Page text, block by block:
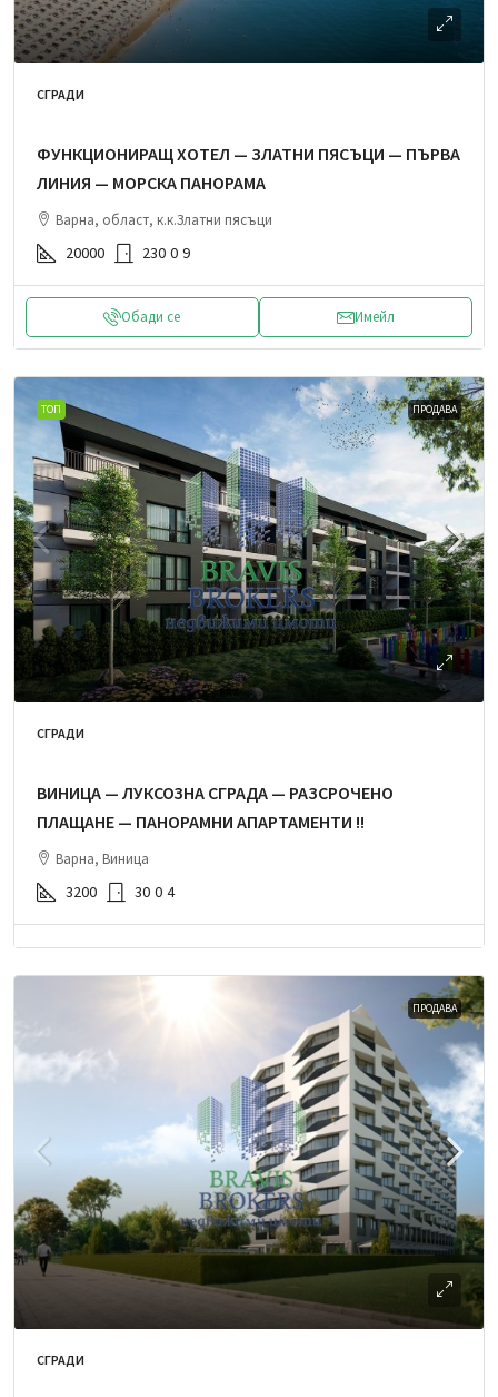
СГРАДИ
ФУНКЦИОНИРАЩ ХОТЕЛ — ЗЛАТНИ ПЯСЪЦИ — ПЪРВА
ЛИНИЯ — МОРСКА ПАНОРАМА
Варна, област, к.к.Златни пясъци
20000 230 0 9
Обади се Имейл
ТОП ПРОДАВА
СГРАДИ
ВИНИЦА — ЛУКСОЗНА СГРАДА — РАЗСРОЧЕНО
ПЛАЩАНЕ — ПАНОРАМНИ АПАРТАМЕНТИ !!
Варна, Виница
3200 30 0 4
ПРОДАВА
СГРАДИ